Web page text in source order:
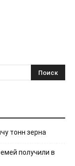
тонн зерна
получили в